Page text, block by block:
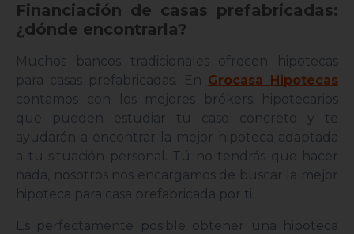
Financiación de casas prefabricadas:
¿dónde encontrarla?
Muchos bancos tradicionales ofrecen hipotecas
para casas prefabricadas. En Grocasa Hipotecas
contamos con los mejores brókers hipotecarios
que pueden estudiar tu caso concreto y te
ayudarán a encontrar la mejor hipoteca adaptada
a tu situación personal. Tú no tendrás que hacer
nada, nosotros nos encargamos de buscar la mejor
hipoteca para casa prefabricada por ti.
Es perfectamente posible obtener una hipoteca